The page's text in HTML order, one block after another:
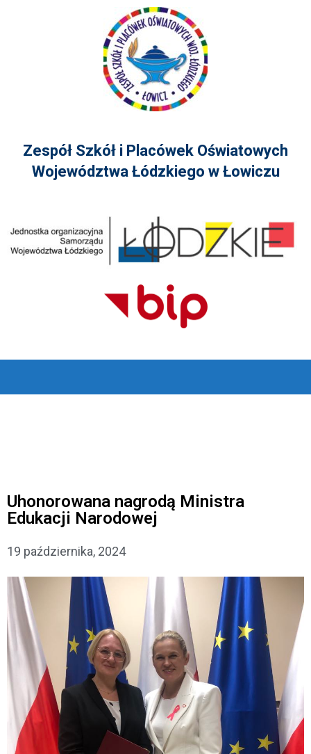
Zespół Szkół i Placówek Oświatowych
Województwa Łódzkiego w Łowiczu
Uhonorowana nagrodą Ministra
Edukacji Narodowej
19 października, 2024